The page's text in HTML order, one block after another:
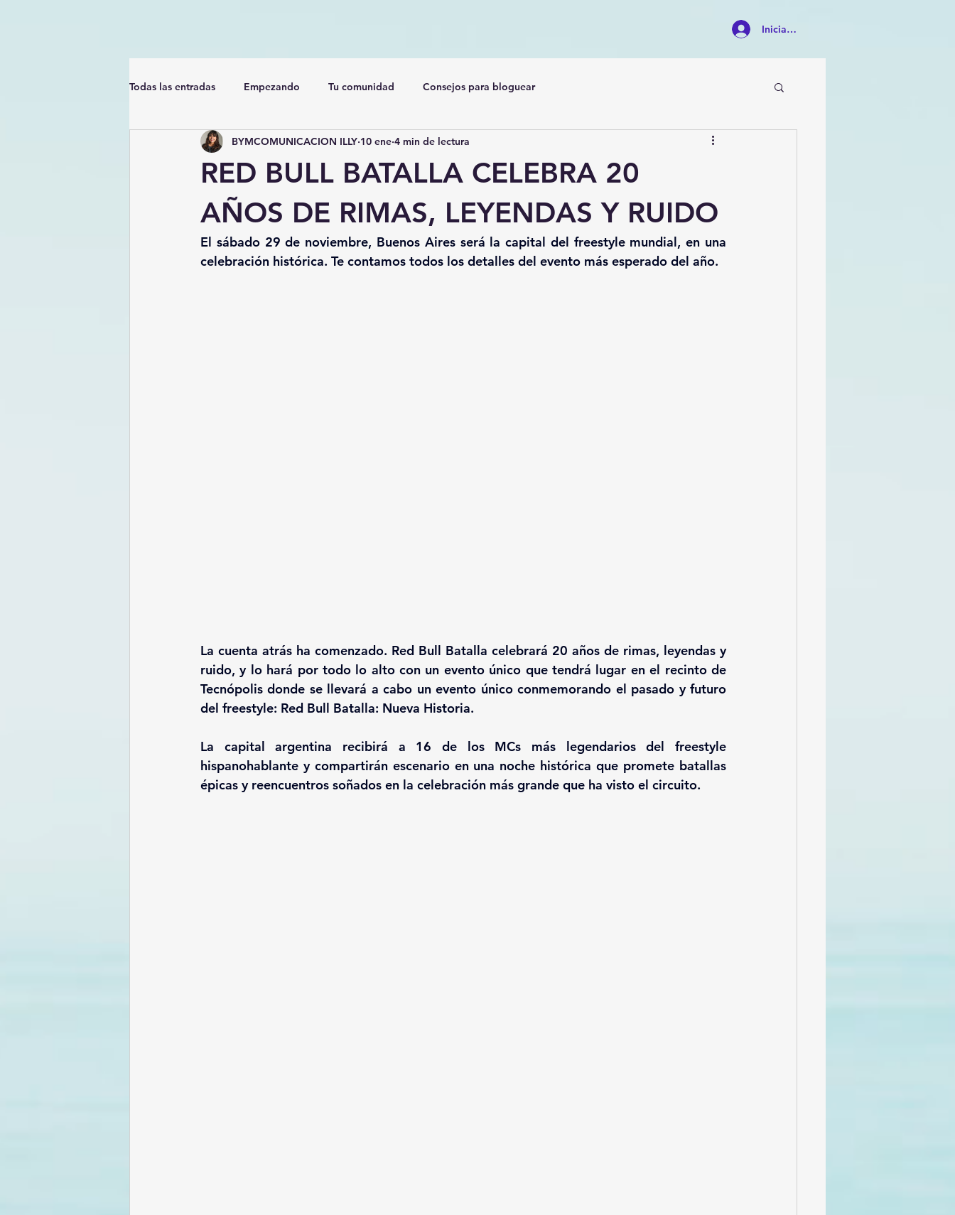
Iniciar sesión
Todas las entradas Empezando Tu comunidad Consejos para bloguear
RED BULL BATALLA CELEBRA 20
AÑOS DE RIMAS, LEYENDAS Y RUIDO
BYMCOMUNICACION ILLY 10 ene 4 min de lectura
El sábado 29 de noviembre, Buenos Aires será la capital del freestyle mundial, en una
celebración histórica. Te contamos todos los detalles del evento más esperado del año.
La cuenta atrás ha comenzado. Red Bull Batalla celebrará 20 años de rimas, leyendas y
ruido, y lo hará por todo lo alto con un evento único que tendrá lugar en el recinto de
Tecnópolis donde se llevará a cabo un evento único conmemorando el pasado y futuro
del freestyle: Red Bull Batalla: Nueva Historia.
La capital argentina recibirá a 16 de los MCs más legendarios del freestyle
hispanohablante y compartirán escenario en una noche histórica que promete batallas
épicas y reencuentros soñados en la celebración más grande que ha visto el circuito.